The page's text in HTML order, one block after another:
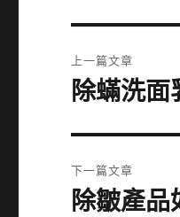
章
上一篇文章
上
篇
文
章:
除蟎洗
下一篇文章
下
除皺產